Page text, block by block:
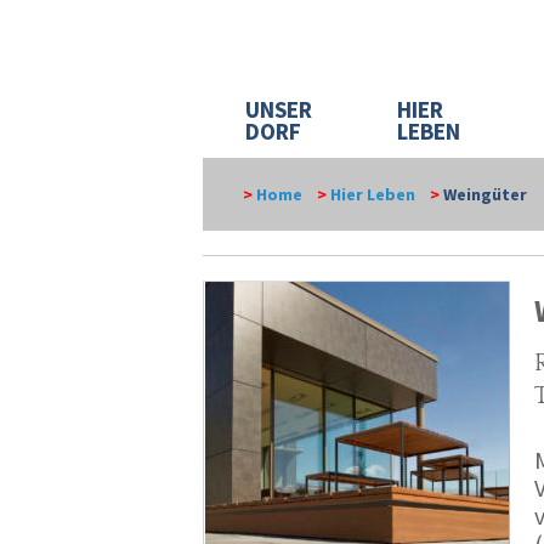
UNSER
DORF
HIER
LEBEN
> Home > Hier Leben >Weingüter